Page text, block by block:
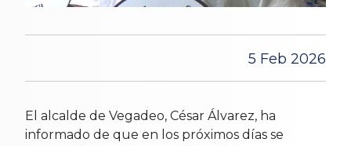
5 Feb 2026
El alcalde de Vegadeo, César Álvarez, ha
informado de que en los próximos días se